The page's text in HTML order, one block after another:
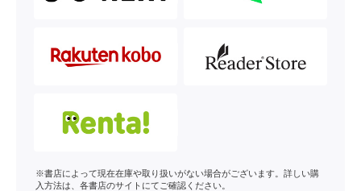
※書店によって現在在庫や取り扱いがない場合がございます。詳しい購
入方法は、各書店のサイトにてご確認ください。